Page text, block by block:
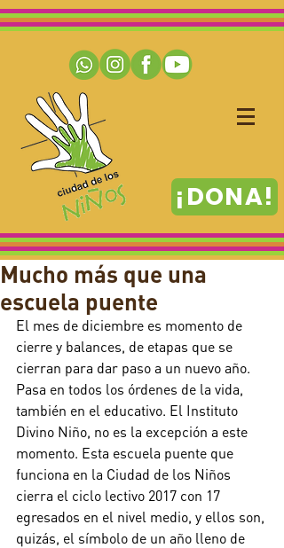
¡DONA!
Mucho más que una
escuela puente
El mes de diciembre es momento de
cierre y balances, de etapas que se
cierran para dar paso a un nuevo año.
Pasa en todos los órdenes de la vida,
también en el educativo. El Instituto
Divino Niño, no es la excepción a este
momento. Esta escuela puente que
funciona en la Ciudad de los Niños
cierra el ciclo lectivo 2017 con 17
egresados en el nivel medio, y ellos son,
quizás, el símbolo de un año lleno de